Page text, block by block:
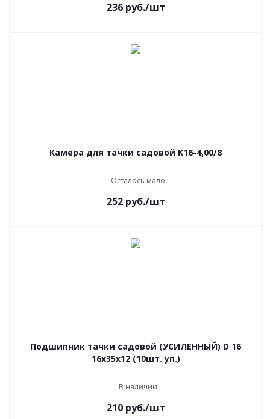
236руб./шт
Камера для тачки садовой K16-4,00/8
Осталось мало
252руб./шт
Подшипник тачки садовой (УСИЛЕННЫЙ) D 16
16х35х12 (10шт. уп.)
В наличии
210руб./шт